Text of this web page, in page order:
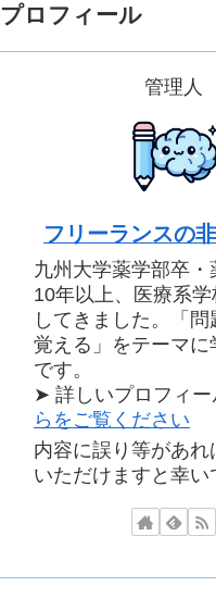
プロフィール
管理人
フリーランスの
九州大学薬学部卒・
10年以上、医療系
してきました。「問
覚える」をテーマに
です。
➤ 詳しいプロフィー
らをご覧ください
内容に誤り等があれ
いただけますと幸い